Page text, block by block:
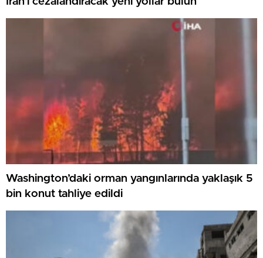
Washington’daki orman yangınlarında yaklaşık 5
bin konut tahliye edildi